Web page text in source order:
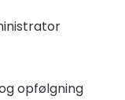
opfølgning